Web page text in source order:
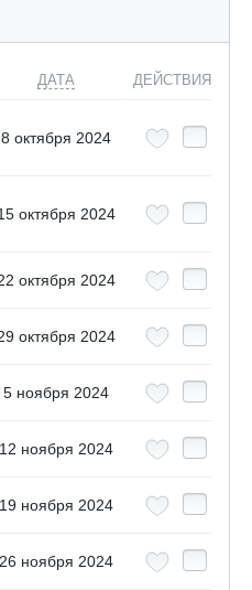
ДАТА ДЕЙСТВИЯ
8 октября 2024
октября 2024
октября 2024
октября 2024
5 ноября 2024
12 ноября 2024
19 ноября 2024
26 ноября 2024